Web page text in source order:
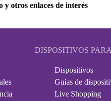
y otros enlaces de interés
DISPOSITIVOS
Dispositivos
Guías de
Live Shopping